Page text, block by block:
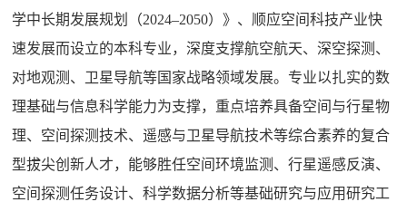
学中长期发展规划（2024–2050）》、顺应空间科技产业快
速发展而设立的本科专业，深度支撑航空航天、深空探测、
对地观测、卫星导航等国家战略领域发展。专业以扎实的数
理基础与信息科学能力为支撑，重点培养具备空间与行星物
理、空间探测技术、遥感与卫星导航技术等综合素养的复合
型拔尖创新人才，能够胜任空间环境监测、行星遥感反演、
空间探测任务设计、科学数据分析等基础研究与应用研究工